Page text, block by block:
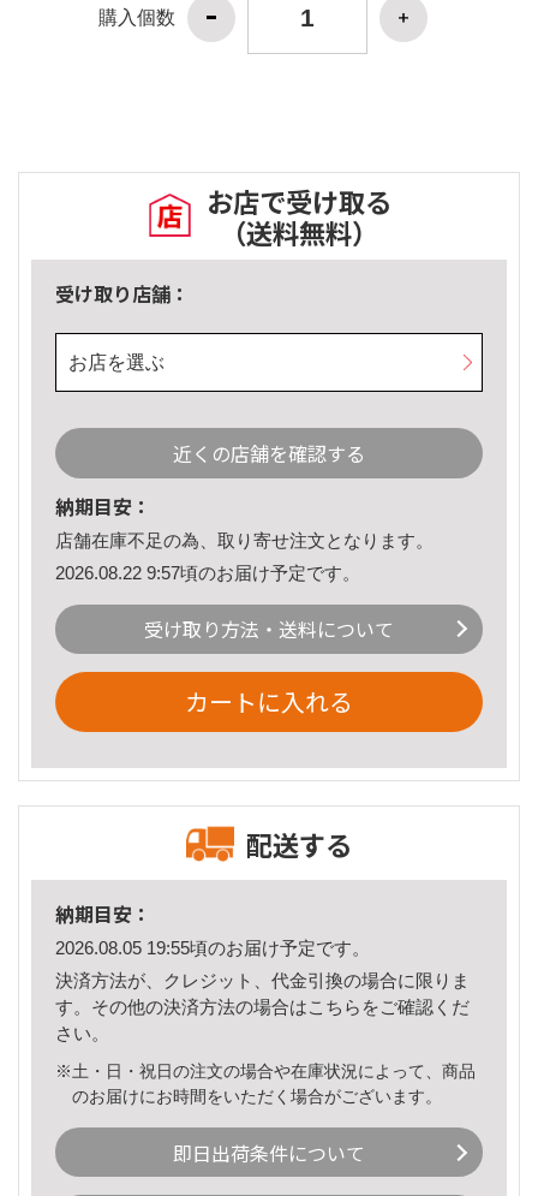
購入個数
お店で受け取る
（送料無料）
受け取り店舗：
お店を選ぶ
近くの店舗を確認する
納期目安：
店舗在庫不足の為、取り寄せ注文となります。
2026.08.22 9:57頃のお届け予定です。
受け取り方法・送料について
カートに入れる
配送する
納期目安：
2026.08.05 19:55頃のお届け予定です。
決済方法が、クレジット、代金引換の場合に限りま
す。その他の決済方法の場合はこちら をご確認くだ
さい。
※土・日・祝日の注文の場合や在庫状況によって、商品
のお届けにお時間をいただく場合がございます。
即日出荷条件について